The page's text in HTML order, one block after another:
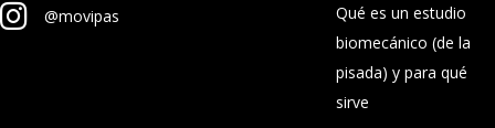
@movipas
Qué es un estudio
biomecánico (de la
pisada) y para qué
sirve